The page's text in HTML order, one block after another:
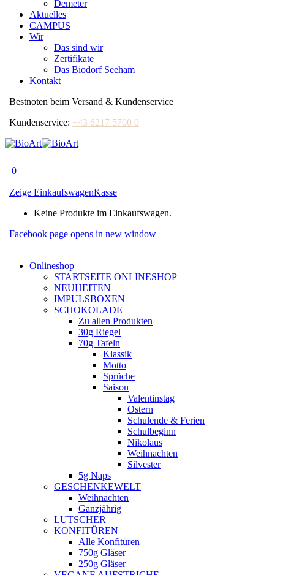
Demeter
Aktuelles
CAMPUS
Wir
Das sind wir
Zertifikate
Das Biodorf Seeham
Kontakt
Bestnoten beim Versand & Kundenservice
Kundenservice: +43 6217 5700 0
0
Zeige EinkaufswagenKasse
Keine Produkte im Einkaufswagen.
Facebook page opens in new window
|
Onlineshop
STARTSEITE ONLINESHOP
NEUHEITEN
IMPULSBOXEN
SCHOKOLADE
Zu allen Produkten
30g Riegel
70g Tafeln
Klassik
Motto
Sprüche
Saison
Valentinstag
Ostern
Schulende & Ferien
Schulbeginn
Nikolaus
Weihnachten
Silvester
5g Naps
GESCHENKEWELT
Weihnachten
Ganzjährig
LUTSCHER
KONFITÜREN
Alle Konfitüren
750g Gläser
250g Gläser